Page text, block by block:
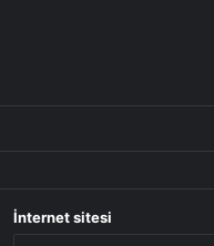
İnternet sitesi